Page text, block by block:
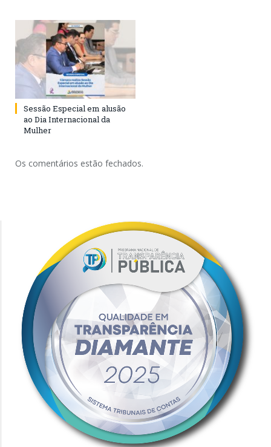
Sessão Especial em alusão
ao Dia Internacional da
Mulher
Os comentários estão fechados.